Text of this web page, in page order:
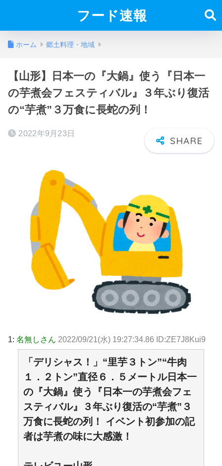
フード速報
ホーム 郷土料理・地域
【山形】日本一の『大鍋』使う『日本一
の芋煮会フェスティバル』３年ぶり復活
の“芋煮”３万食に長蛇の列！
2022年9月23日
1: 名無しさん 2022/09/21(水) 19:27:34.86 ID:ZE7J8Kui9
「デリシャス！」“里芋３トン”“牛肉
１．２トン”直径６．５メートル日本一
の『大鍋』使う『日本一の芋煮会フェ
スティバル』３年ぶり復活の“芋煮”３
万食に長蛇の列！ イベント初参加の記
者は芋煮の味に大感激！